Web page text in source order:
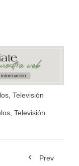
Televisión
Televisión
Prev